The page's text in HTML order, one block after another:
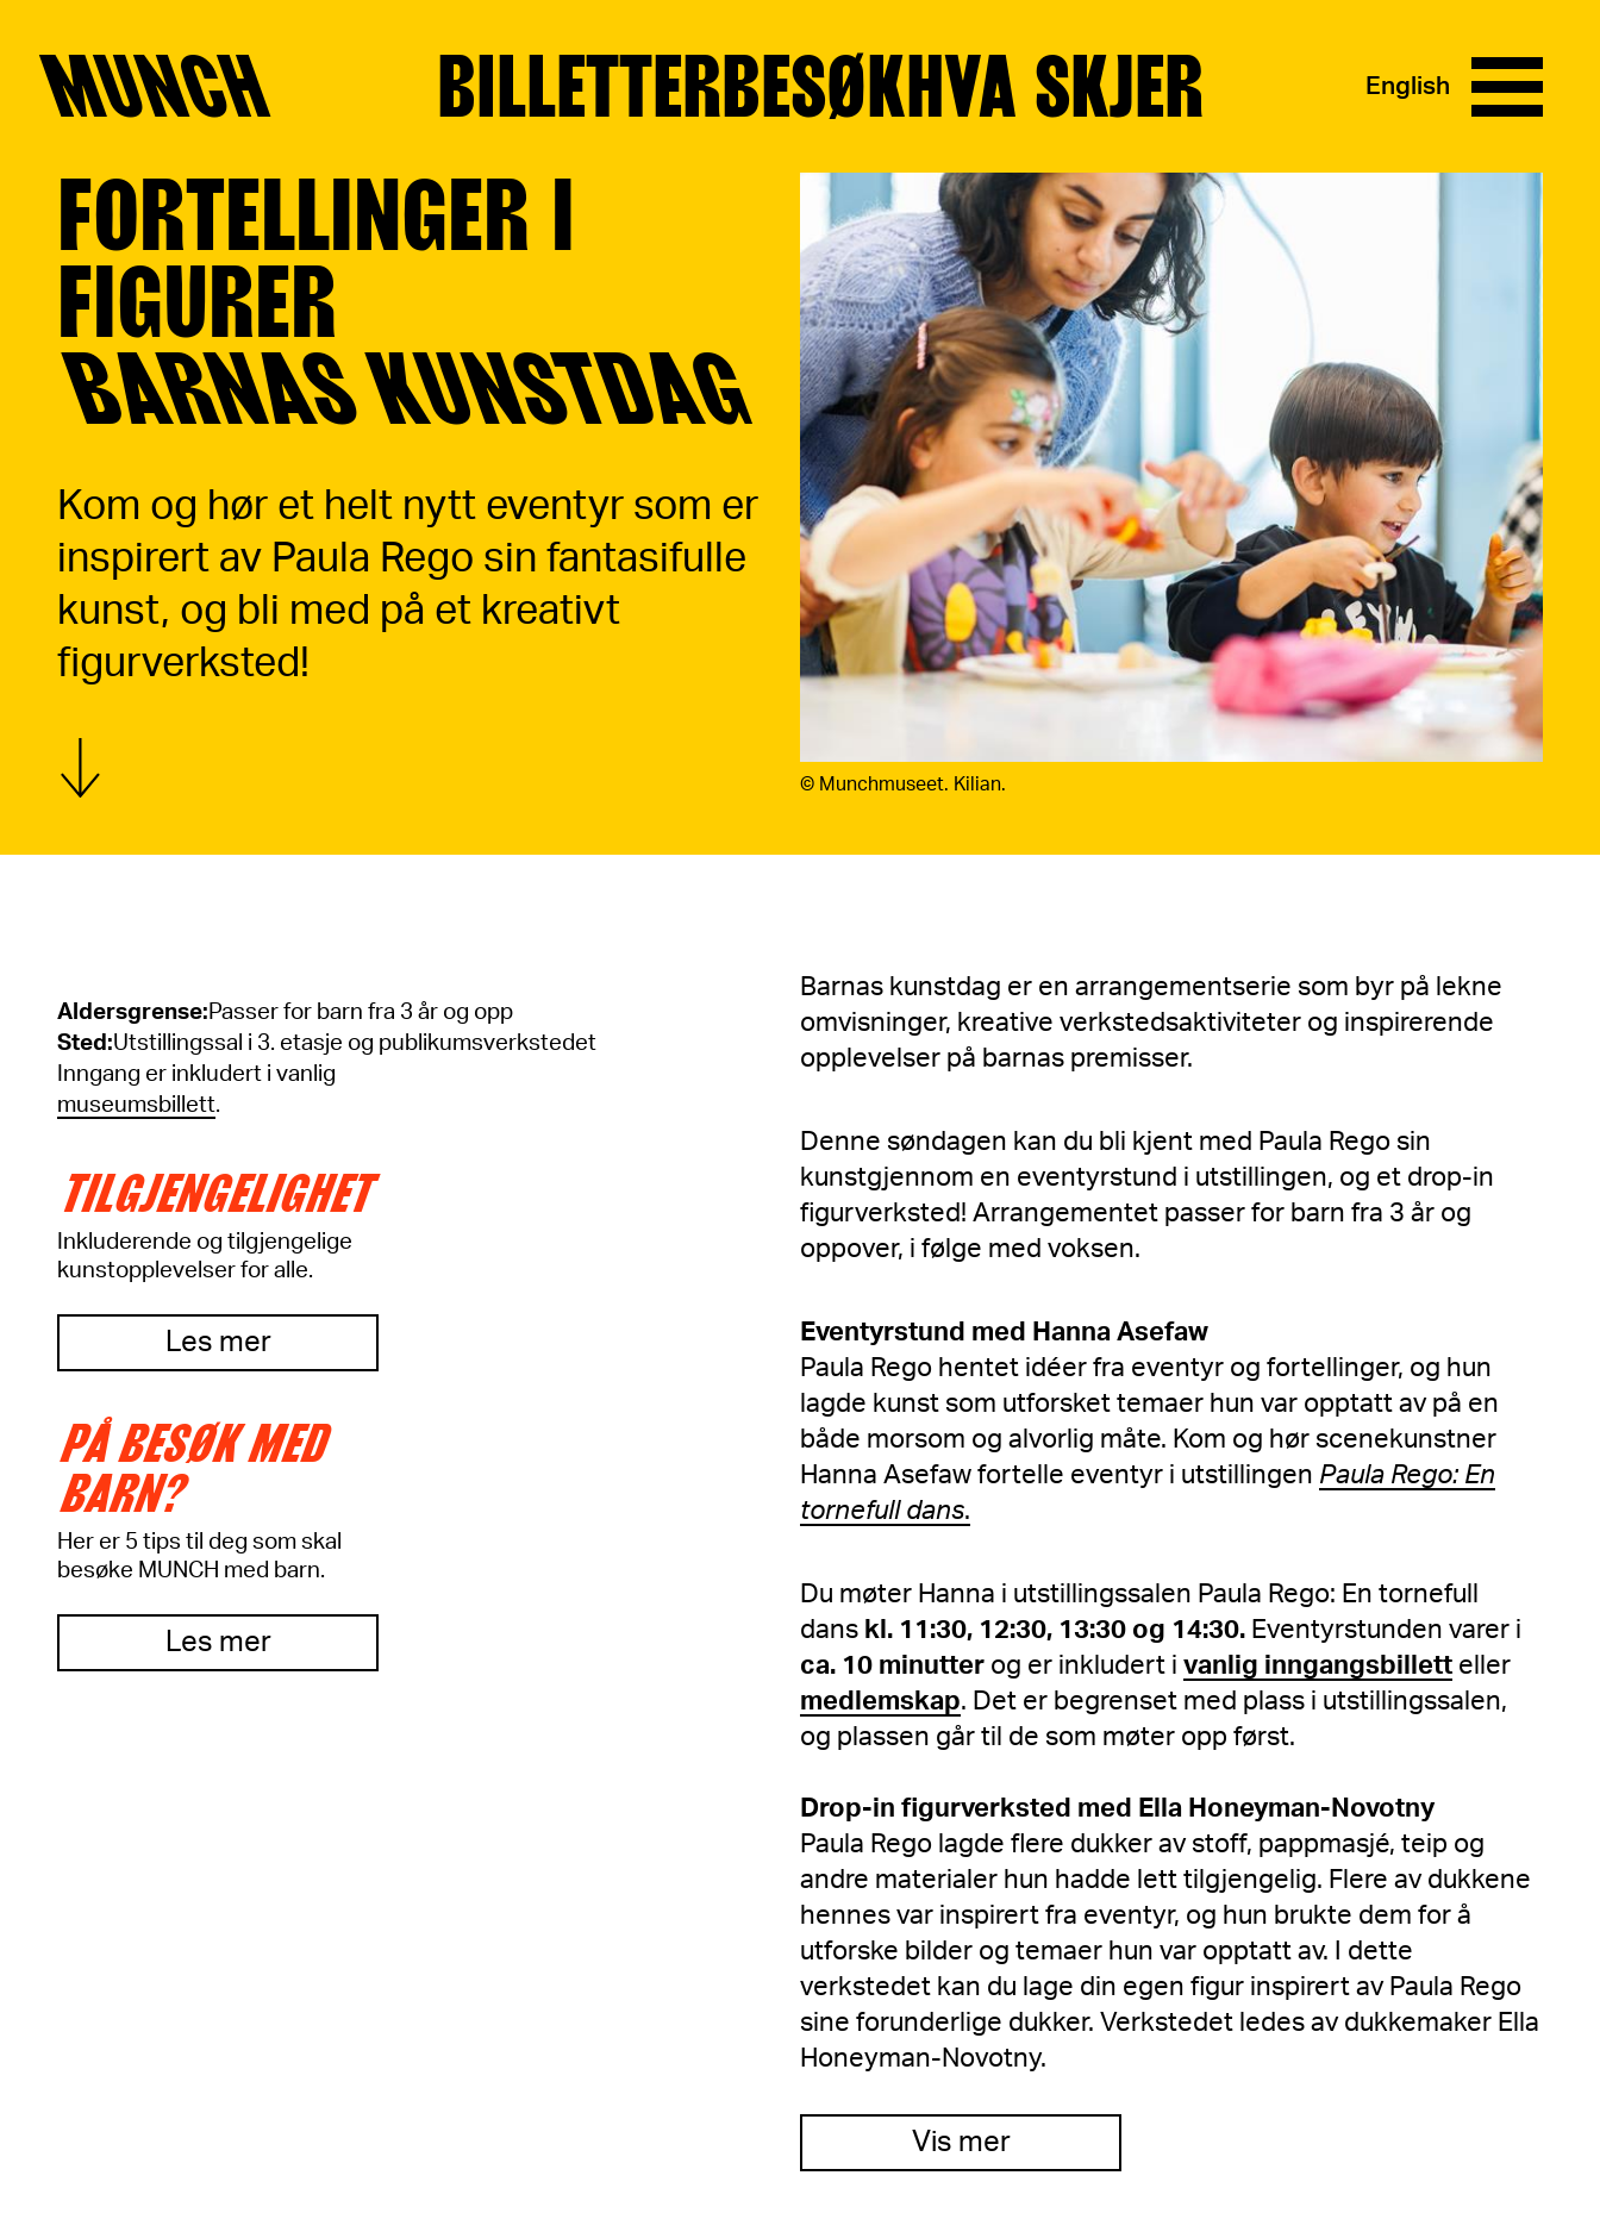
Hopp til innhold
MUNCH BILLETTERBESØKHVA SKJER English
FORTELLINGER I
FIGURER
BARNAS KUNSTDAG
Kom og hør et helt nytt eventyr som er
inspirert av Paula Rego sin fantasifulle
kunst, og bli med på et kreativt
figurverksted!
Vis mer © Munchmuseet. Kilian.
Aldersgrense: Passer for barn fra 3 år og opp
Sted :Utstillingssal i 3. etasje og publikumsverkstedet
Inngang er inkludert i vanlig
museumsbillett.
TILGJENGELIGHET
Inkluderende og tilgjengelige
kunstopplevelser for alle.
Les mer
PÅ BESØK MED
BARN?
Her er 5 tips til deg som skal
besøke MUNCH med barn.
Les mer
Barnas kunstdag er en arrangementserie som byr på lekne
omvisninger, kreative verkstedsaktiviteter og inspirerende
opplevelser på barnas premisser.
Denne søndagen kan du b li kjent med Paula Rego sin
kunstgjennom en eventyrstund i utstillingen, og et drop-in
figurverksted! Arrangementet passer for barn fra 3 år og
oppover, i følge med voksen.
Eventyrstund med Hanna Asefaw
Paula Rego hentet idéer fra eventyr og fortellinger, og hun
lagde kunst som utforsket temaer hun var opptatt av på en
både morsom og alvorlig måte. Kom og hør scenekunstner
Hanna Asefaw fortelle eventyr i utstillingen Paula Rego: En
tornefull dans.
Du møter Hanna i utstillingssalen Paula Rego: En tornefull
dans kl. 11:30, 12:30, 13:30 og 14:30. Eventyrstunden varer i
ca. 10 minutter og er inkludert i vanlig inngangsbillett eller
medlemskap. Det er begrenset med plass i utstillingssalen,
og plassen går til de som møter opp først.
Drop-in figurverksted med Ella Honeyman-Novotny
Paula Rego lagde flere dukker av stoff, pappmasjé, teip og
andre materialer hun hadde lett tilgjengelig. Flere av dukkene
hennes var inspirert fra eventyr, og hun brukte dem for å
utforske bilder og temaer hun var opptatt av. I dette
verkstedet kan du lage din egen figur inspirert av Paula Rego
sine forunderlige dukker. Verkstedet ledes av dukkemaker Ella
Honeyman-Novotny.
Vis mer